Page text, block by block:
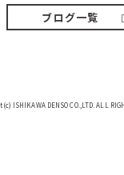
ブログ一覧
ISHIKAWA DENSO CO.,LTD. ALL